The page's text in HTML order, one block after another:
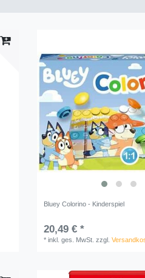
Bluey Colorino - Kinderspiel
20,49 € *
*inkl. ges. MwSt. zzgl.